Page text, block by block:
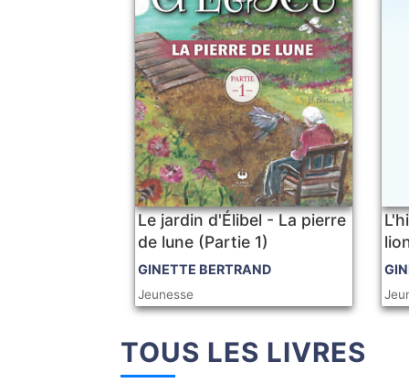
Le jardin d'Élibel - La pierre
de lune (Partie 1)
GINETTE BERTRAND
Jeunesse
TOUS LES LIVRES